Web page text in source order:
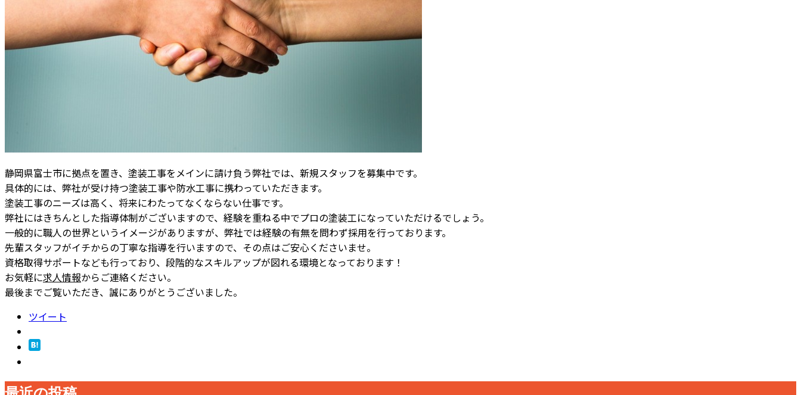
静岡県富士市に拠点を置き、塗装工事をメインに請け負う弊社では、新規スタッフを募集中です。
具体的には、弊社が受け持つ塗装工事や防水工事に携わっていただきます。
塗装工事のニーズは高く、将来にわたってなくならない仕事です。
弊社にはきちんとした指導体制がございますので、経験を重ねる中でプロの塗装工になっていただけるでしょう。
一般的に職人の世界というイメージがありますが、弊社では経験の有無を問わず採用を行っております。
先輩スタッフがイチからの丁寧な指導を行いますので、その点はご安心くださいませ。
資格取得サポートなども行っており、段階的なスキルアップが図れる環境となっております！
お気軽に求人情報からご連絡ください。
最後までご覧いただき、誠にありがとうございました。
ツイート